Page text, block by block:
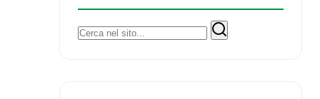
Cerca: